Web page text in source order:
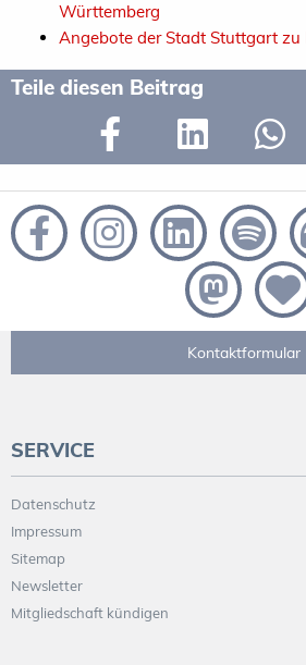
Württemberg
Angebote der Stadt Stuttgart zu
Teile diesen Beitrag
Kontaktformular
SERVICE
Datenschutz
Impressum
Sitemap
Newsletter
Mitgliedschaft kündigen